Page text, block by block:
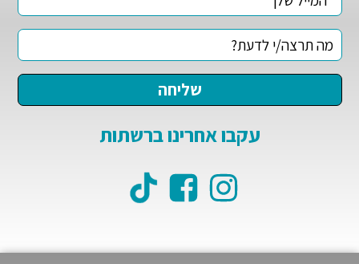
עקבו אחרינו ברשתות